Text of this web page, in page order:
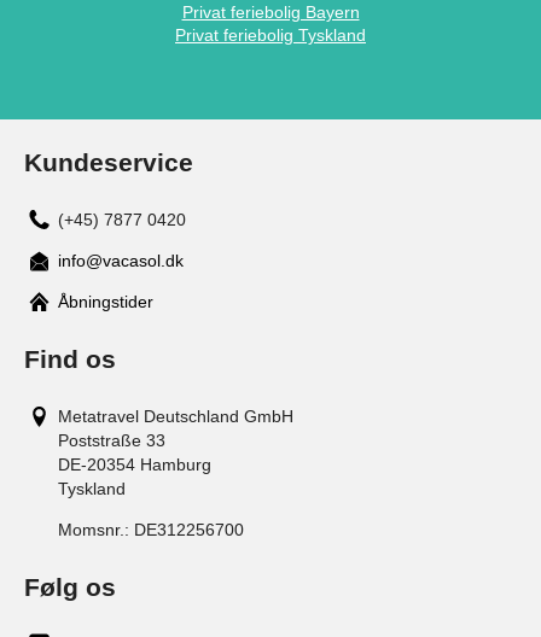
Privat feriebolig Bayern
Privat feriebolig Tyskland
Kundeservice
(+45) 7877 0420
info@vacasol.dk
Åbningstider
Find os
Metatravel Deutschland GmbH
Poststraße 33
DE-20354 Hamburg
Tyskland
Momsnr.: DE312256700
Følg os